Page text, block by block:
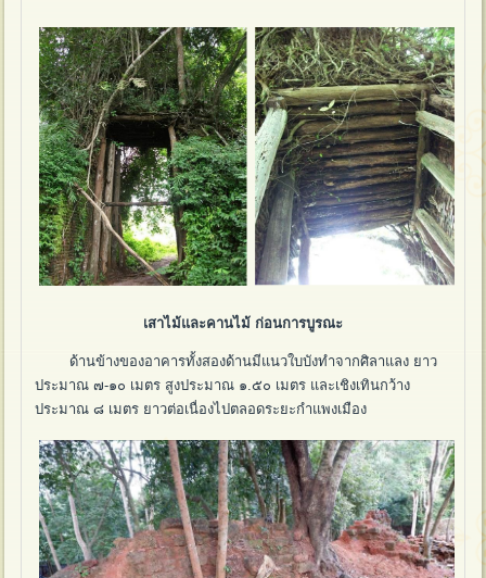
เสาไม้และคานไม้ ก่อนการบูรณะ
ด้านข้างของอาคารทั้งสองด้านมีแนวใบบังทำจากศิลาแลง ยาว
ประมาณ ๗-๑๐ เมตร สูงประมาณ ๑.๕๐ เมตร และเชิงเทินกว้าง
ประมาณ ๘ เมตร ยาวต่อเนื่องไปตลอดระยะกำแพงเมือง